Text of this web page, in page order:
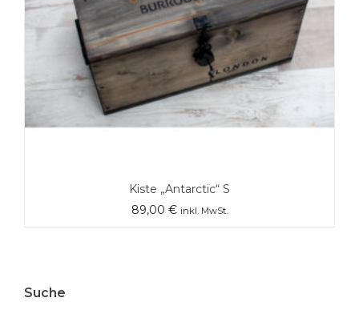
Kiste „Antarctic“ S
89,00 € inkl. MwSt.
Suche